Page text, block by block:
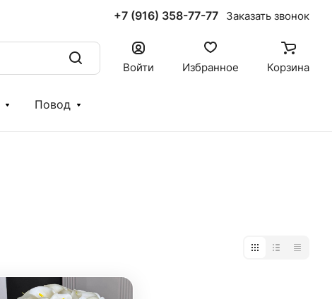
+7 (916) 358-77-77 Заказать звонок
Войти Избранное Корзина
Повод